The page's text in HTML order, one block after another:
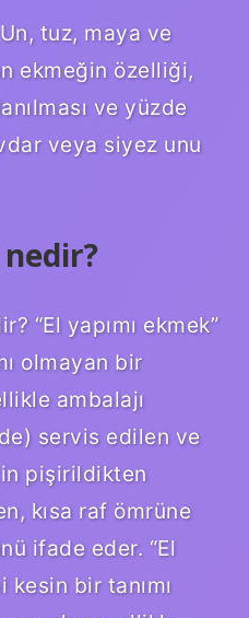
tuz, maya ve
ekmeğin özelliği,
ve yüzde
veya siyez unu
“El yapımı ekmek”
olmayan bir
ambalajı
servis edilen ve
pişirildikten
kısa raf ömrüne
ifade eder. “El
kesin bir tanımı